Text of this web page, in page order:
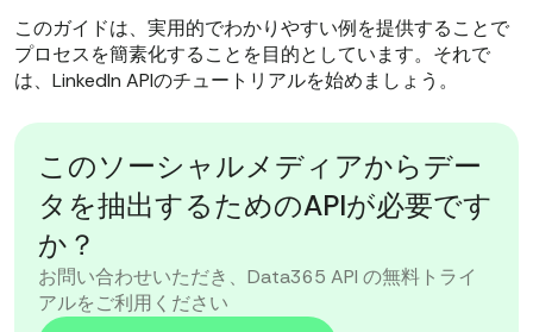
このガイドは、実用的でわかりやすい例を提供することで
プロセスを簡素化することを目的としています。それで
は、LinkedIn APIのチュートリアルを始めましょう。
このソーシャルメディアからデー
タを抽出するためのAPIが必要です
か？
お問い合わせいただき、Data365 API の無料トライ
アルをご利用ください